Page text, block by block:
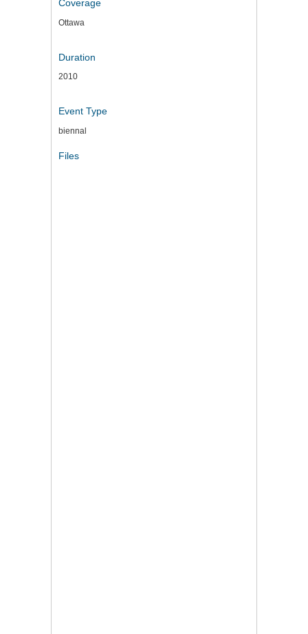
Coverage
Ottawa
Duration
2010
Event Type
biennal
Files